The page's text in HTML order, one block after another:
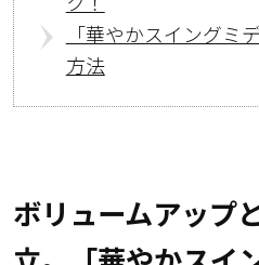
「華やかスイングミ
方法
ボリュームアップ